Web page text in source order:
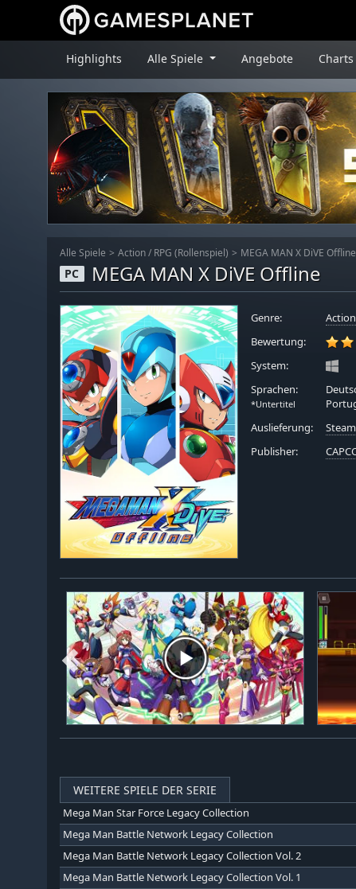
Highlights Alle Spiele Angebote Charts
Alle Spiele Action / RPG (Rollenspiel) MEGA MAN X DiVE Offline
PC MEGA MAN X DiVE Offline
Genre: Action
Bewertung:
System:
Sprachen:
*Untertitel
Auslieferung:
Publisher:
WEITERE SPIELE DER SERIE
Mega Man Star Force Legacy Collection
Mega Man Battle Network Legacy Collection
Mega Man Battle Network Legacy Collection Vol. 2
Mega Man Battle Network Legacy Collection Vol. 1